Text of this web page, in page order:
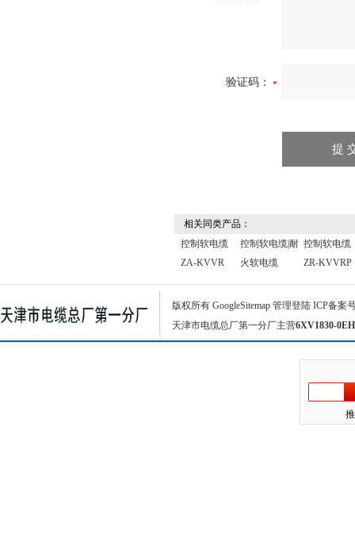
验证码：
相关同类产品：
控制软电缆
ZA-KVVR
控制软电缆|耐
火软电缆
控制软电缆
ZR-KVVRP
版权所有 GoogleSitemap 管理登陆 ICP备案
天津市电缆总厂第一分厂主营6XV1830-